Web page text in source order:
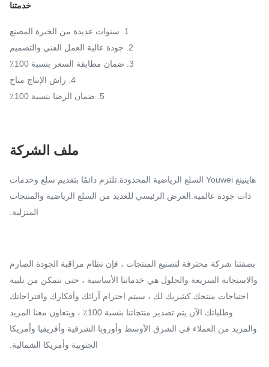
خدمتنا
1. سنوات عديدة من الخبرة المصنع
2. جودة عالية العمل الفني والتصميم
3. ضمان مطابقة السعر بنسبة 100٪
4. راش الإنتاج متاح
5. ضمان الرضا بنسبة 100٪
ملف الشركة
هاينينغ Youwei السلع الرياضية المحدودة.تلتزم دائمًا بتقديم سلع وخدمات
ذات جودة عالمية.العرض الرئيسي للعديد من السلع الرياضية والمنتجات
المنزلية.
بصفتنا شركة محترفة لتصنيع المنتجات ، فإن نظام مراقبة الجودة الصارم
والاستجابة السريعة والحلول هي خدماتنا الأساسية ، حتى نتمكن من تلبية
احتياجات منتجك.كشريك لك ، سيتم احترام آرائك وأفكارك واقتراحاتك
وطلباتك الآن يتم تصدير منتجاتنا بنسبة 100٪ ، ويتعاون معنا المزيد
والمزيد من العملاء في الشرق الأوسط وأوروبا الشرقية وأفريقيا وأمريكا
الجنوبية وأمريكا الشمالية.